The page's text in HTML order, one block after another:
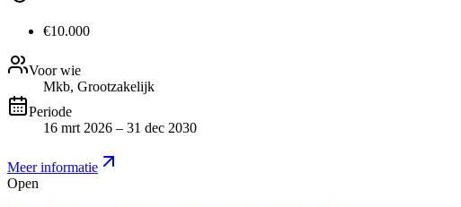
€10.000
Voor wie
Mkb, Grootzakelijk
Periode
16 mrt 2026 – 31 dec 2030
Meer informatie
Open